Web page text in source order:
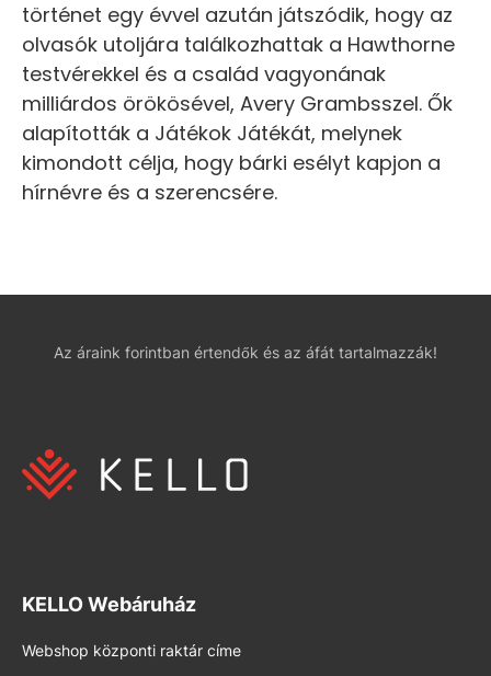
történet egy évvel azután játszódik, hogy az
olvasók utoljára találkozhattak a Hawthorne
testvérekkel és a család vagyonának
milliárdos örökösével, Avery Grambsszel. Ők
alapították a Játékok Játékát, melynek
kimondott célja, hogy bárki esélyt kapjon a
hírnévre és a szerencsére.
Az áraink forintban értendők és az áfát tartalmazzák!
KELLO Webáruház
Webshop központi raktár címe